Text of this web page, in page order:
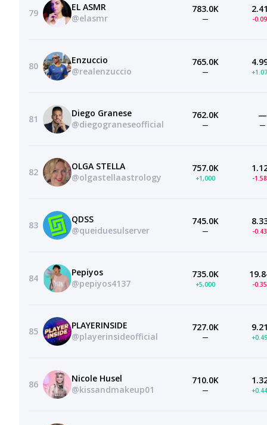
79
EL ASMR
@elasmr
783.0K
— -
80
Enzuccio
@realenzuccio
765.0K
—
81
Diego Granese
@diegograneseofficial
762.0K
—
—
—
82
OLGA STELLA
@olgastellaastrology
757.0K
+1,000 -
83
QDSS
@queiduesulserver
745.0K
— -
84
Pepiyos
@pepiyos4137
735.0K
+5,000 -
85
PLAYERINSIDE
@playerinsideofficial
727.0K
—
86
Nicole Husel
@kissandmakeup01
710.0K
—